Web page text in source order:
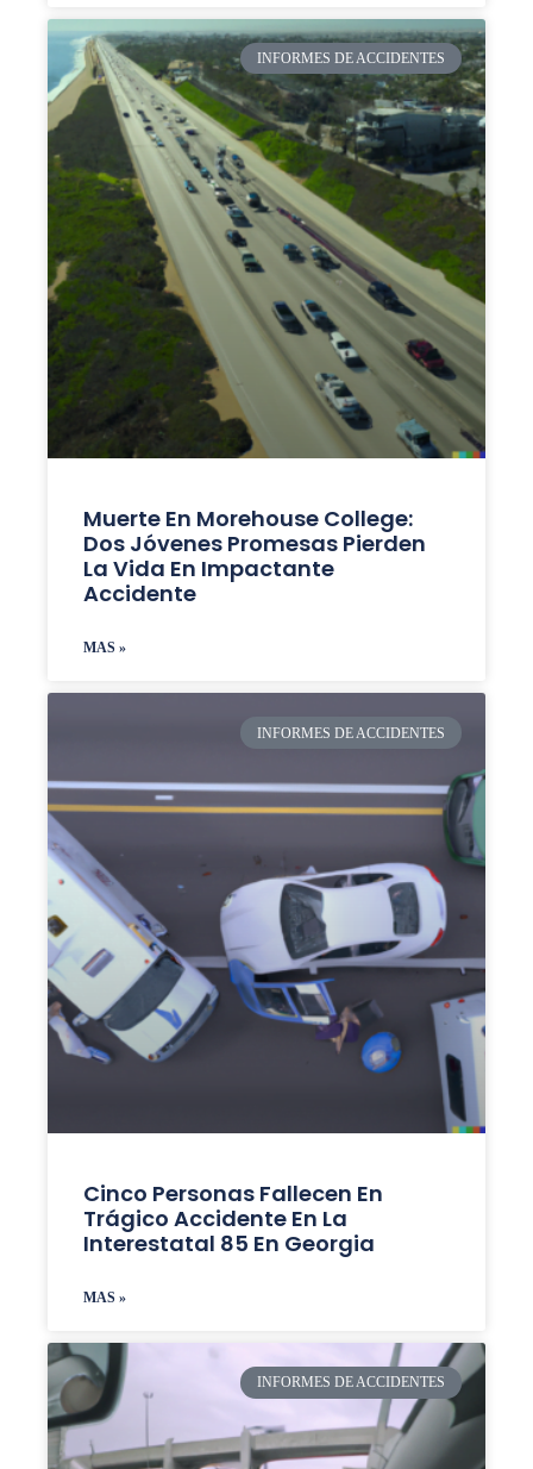
INFORMES DE ACCIDENTES
Muerte En Morehouse College:
Dos Jóvenes Promesas Pierden
La Vida En Impactante
Accidente
MAS »
INFORMES DE ACCIDENTES
Cinco Personas Fallecen En
Trágico Accidente En La
Interestatal 85 En Georgia
MAS »
INFORMES DE ACCIDENTES